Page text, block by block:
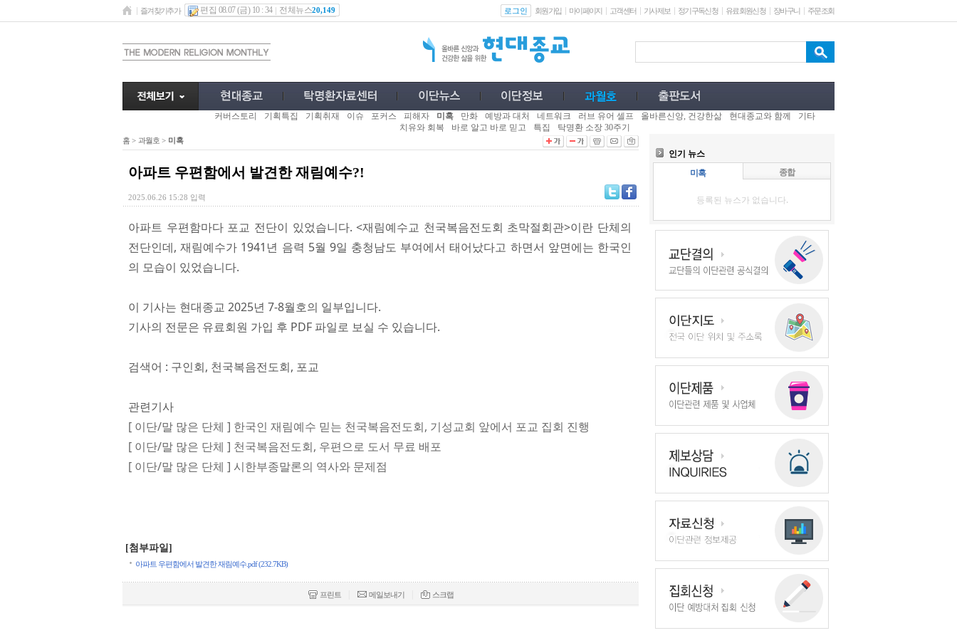
즐겨찾기추가 편집 08.07 (금) 10 : 34 전체뉴스20,149 로그인 회원가입 마이페이지 고객센터 기사제보 정기구독신청 유료회원신청 장바구니 주문조회
커버스토리 기획특집 기획취재 이슈 포커스 피해자 미혹 만화 예방과 대처 네트워크 러브 유어 셀프 올바른신앙, 건강한삶 현대종교와 함께
기타
치유와 회복
바로 알고 바로 믿고 특집 탁명환 소장 30주기
홈 > 과월호 > 미혹
아파트 우편함에서 발견한 재림예수?!
2025.06.26 15:28 입력
아파트 우편함마다 포교 전단이 있었습니다. <재림예수교 천국복음전도회 초막절회관>이란 단체의
전단인데, 재림예수가 1941년 음력 5월 9일 충청남도 부여에서 태어났다고 하면서 앞면에는 한국인
의 모습이 있었습니다.
이 기사는 현대종교 2025년 7-8월호의 일부입니다.
기사의 전문은 유료회원 가입 후 PDF 파일로 보실 수 있습니다.
검색어 : 구인회, 천국복음전도회, 포교
관련기사
[ 이단/말 많은 단체 ] 한국인 재림예수 믿는 천국복음전도회, 기성교회 앞에서 포교 집회 진행
[ 이단/말 많은 단체 ] 천국복음전도회, 우편으로 도서 무료 배포
[ 이단/말 많은 단체 ] 시한부종말론의 역사와 문제점
[첨부파일]
아파트 우편함에서 발견한 재림예수.pdf (232.7KB)
프린트 메일보내기 스크랩
인기 뉴스
미혹
종합
등록된 뉴스가 없습니다.